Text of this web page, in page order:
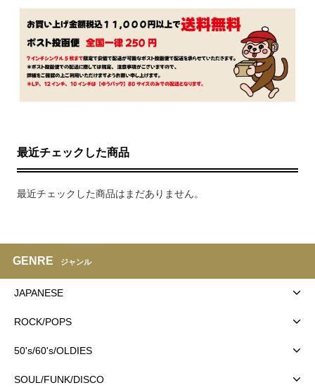
最近チェックした商品
最近チェックした商品はまだありません。
GENRE ジャンル
JAPANESE
ROCK/POPS
50's/60's/OLDIES
SOUL/FUNK/DISCO